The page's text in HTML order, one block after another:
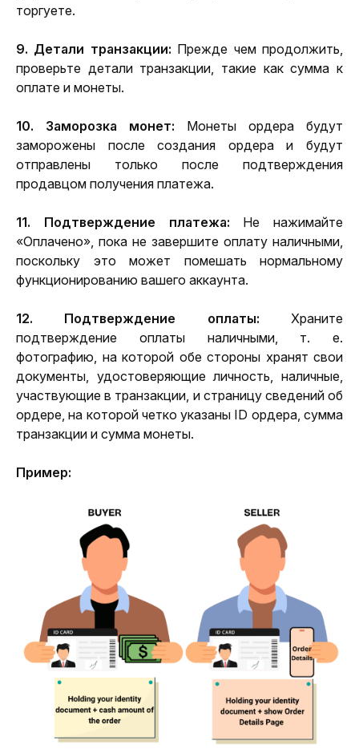
торгуете.
9. Детали транзакции: Прежде чем продолжить,
проверьте детали транзакции, такие как сумма к
оплате и монеты.
10. Заморозка монет: Монеты ордера будут
заморожены после создания ордера и будут
отправлены только после подтверждения
продавцом получения платежа.
11. Подтверждение платежа: Не нажимайте
«Оплачено», пока не завершите оплату наличными,
поскольку это может помешать нормальному
функционированию вашего аккаунта.
12. Подтверждение оплаты: Храните
подтверждение оплаты наличными, т. е.
фотографию, на которой обе стороны хранят свои
документы, удостоверяющие личность, наличные,
участвующие в транзакции, и страницу сведений об
ордере, на которой четко указаны ID ордера, сумма
транзакции и сумма монеты.
Пример: